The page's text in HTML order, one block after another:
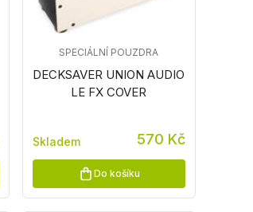
DECKSAVER UNION AUDIO
LE FX COVER
SPECIÁLNÍ POUZDRA
Skladem 570 Kč
Do košíku